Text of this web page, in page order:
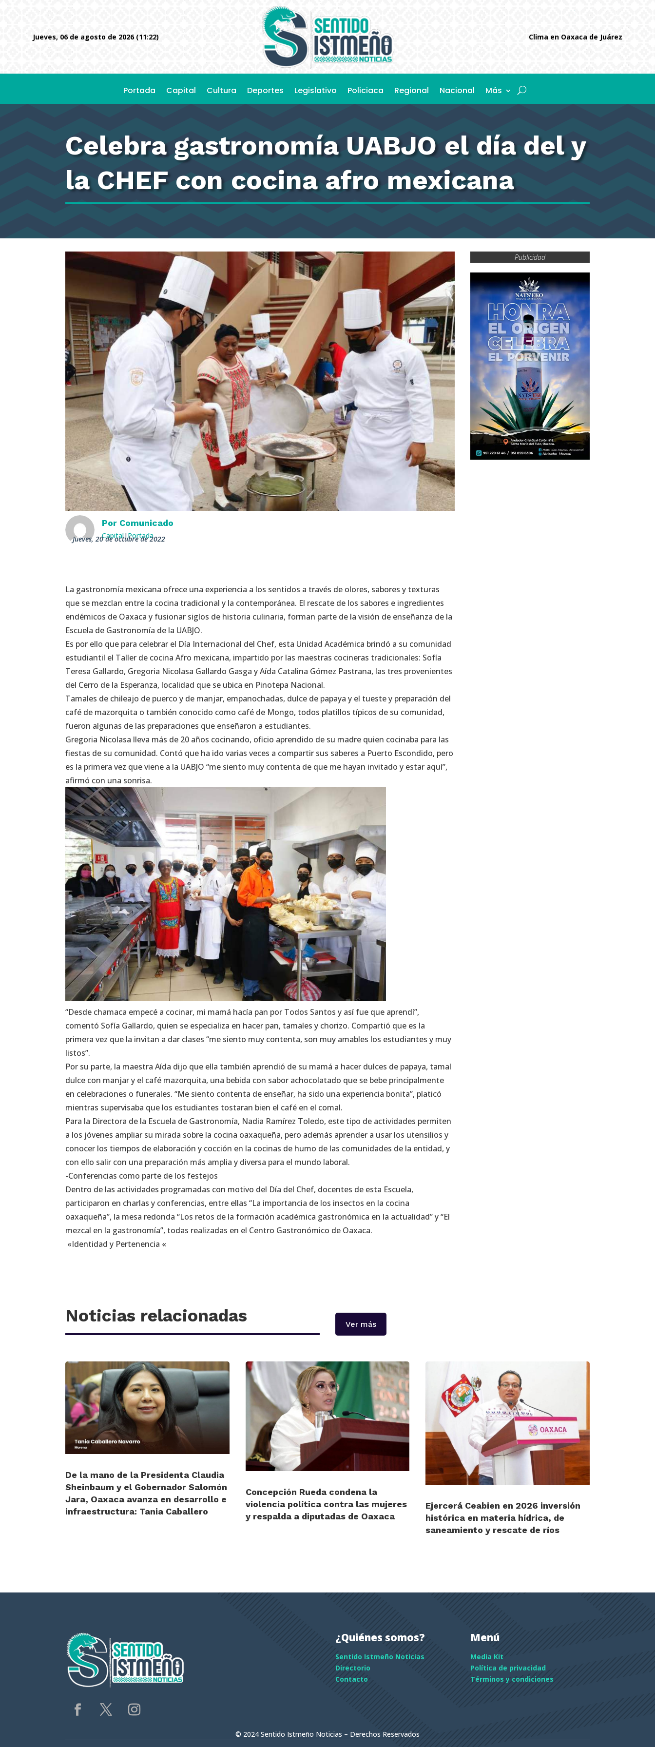
jueves, 06 de agosto de 2026 (11:22) Clima en Oaxaca de Juárez
Portada Capital Cultura Deportes Legislativo Policiaca Regional Nacional Más
Celebra gastronomía UABJO el día del y
la CHEF con cocina afro mexicana
Por Comunicado
Capital|Portada
jueves, 20 de octubre de 2022
La gastronomía mexicana ofrece una experiencia a los sentidos a través de olores, sabores y texturas
que se mezclan entre la cocina tradicional y la contemporánea. El rescate de los sabores e ingredientes
endémicos de Oaxaca y fusionar siglos de historia culinaria, forman parte de la visión de enseñanza de la
Escuela de Gastronomía de la UABJO.
Es por ello que para celebrar el Día Internacional del Chef, esta Unidad Académica brindó a su comunidad
estudiantil el Taller de cocina Afro mexicana, impartido por las maestras cocineras tradicionales: Sofía
Teresa Gallardo, Gregoria Nicolasa Gallardo Gasga y Aída Catalina Gómez Pastrana, las tres provenientes
del Cerro de la Esperanza, localidad que se ubica en Pinotepa Nacional.
Tamales de chileajo de puerco y de manjar, empanochadas, dulce de papaya y el tueste y preparación del
café de mazorquita o también conocido como café de Mongo, todos platillos típicos de su comunidad,
fueron algunas de las preparaciones que enseñaron a estudiantes.
Gregoria Nicolasa lleva más de 20 años cocinando, oficio aprendido de su madre quien cocinaba para las
fiestas de su comunidad. Contó que ha ido varias veces a compartir sus saberes a Puerto Escondido, pero
es la primera vez que viene a la UABJO “me siento muy contenta de que me hayan invitado y estar aquí”,
afirmó con una sonrisa.
“Desde chamaca empecé a cocinar, mi mamá hacía pan por Todos Santos y así fue que aprendí”,
comentó Sofía Gallardo, quien se especializa en hacer pan, tamales y chorizo. Compartió que es la
primera vez que la invitan a dar clases “me siento muy contenta, son muy amables los estudiantes y muy
listos”.
Por su parte, la maestra Aída dijo que ella también aprendió de su mamá a hacer dulces de papaya, tamal
dulce con manjar y el café mazorquita, una bebida con sabor achocolatado que se bebe principalmente
en celebraciones o funerales. “Me siento contenta de enseñar, ha sido una experiencia bonita”, platicó
mientras supervisaba que los estudiantes tostaran bien el café en el comal.
Para la Directora de la Escuela de Gastronomía, Nadia Ramírez Toledo, este tipo de actividades permiten
a los jóvenes ampliar su mirada sobre la cocina oaxaqueña, pero además aprender a usar los utensilios y
conocer los tiempos de elaboración y cocción en la cocinas de humo de las comunidades de la entidad, y
con ello salir con una preparación más amplia y diversa para el mundo laboral.
-Conferencias como parte de los festejos
Dentro de las actividades programadas con motivo del Día del Chef, docentes de esta Escuela,
participaron en charlas y conferencias, entre ellas “La importancia de los insectos en la cocina
oaxaqueña”, la mesa redonda “Los retos de la formación académica gastronómica en la actualidad” y “El
mezcal en la gastronomía”, todas realizadas en el Centro Gastronómico de Oaxaca.
«Identidad y Pertenencia «
Publicidad
Noticias relacionadas Ver más
De la mano de la Presidenta Claudia
Sheinbaum y el Gobernador Salomón
Jara, Oaxaca avanza en desarrollo e
infraestructura: Tania Caballero
Concepción Rueda condena la
violencia política contra las mujeres
y respalda a diputadas de Oaxaca
Ejercerá Ceabien en 2026 inversión
histórica en materia hídrica, de
saneamiento y rescate de ríos
¿Quiénes somos?
Sentido Istmeño Noticias
Directorio
Contacto
Menú
Media Kit
Política de privacidad
Términos y condiciones
© 2024 Sentido Istmeño Noticias – Derechos Reservados